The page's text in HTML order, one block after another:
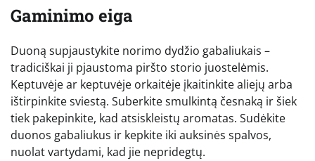
Gaminimo eiga
Duoną supjaustykite norimo dydžio gabaliukais –
tradiciškai ji pjaustoma piršto storio juostelėmis.
Keptuvėje ar keptuvėje orkaitėje įkaitinkite aliejų arba
ištirpinkite sviestą. Suberkite smulkintą česnaką ir šiek
tiek pakepinkite, kad atsiskleistų aromatas. Sudėkite
duonos gabaliukus ir kepkite iki auksinės spalvos,
nuolat vartydami, kad jie nepridegtų.